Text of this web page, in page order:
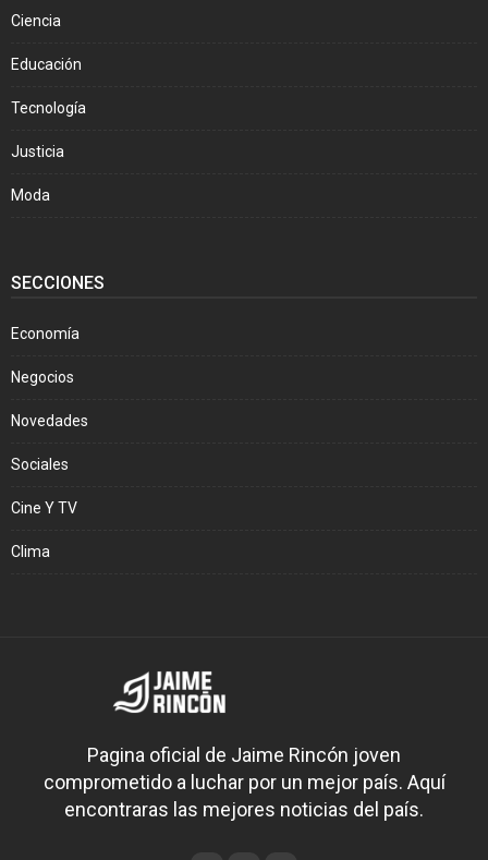
Ciencia
Educación
Tecnología
Justicia
Moda
SECCIONES
Economía
Negocios
Novedades
Sociales
Cine Y TV
Clima
Pagina oficial de Jaime Rincón joven
comprometido a luchar por un mejor país. Aquí
encontraras las mejores noticias del país.